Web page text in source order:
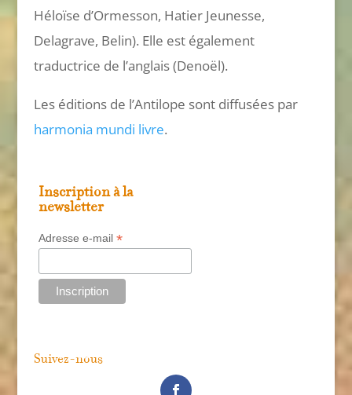
Héloïse d’Ormesson, Hatier Jeunesse,
Delagrave, Belin). Elle est également
traductrice de l’anglais (Denoël).
Les éditions de l’Antilope sont diffusées par
harmonia mundi livre.
Inscription à la
newsletter
Adresse e-mail *
Suivez-nous